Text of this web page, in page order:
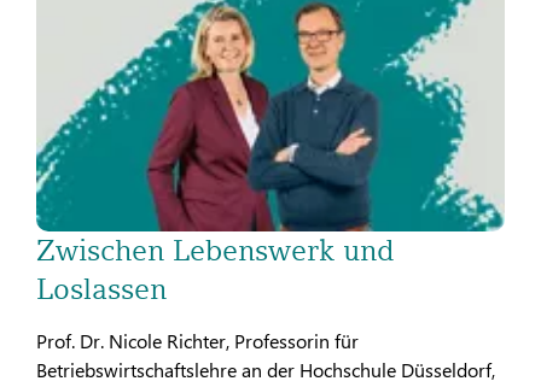
Zwischen Lebenswerk und
Loslassen
Prof. Dr. Nicole Richter, Professorin für
Betriebswirtschaftslehre an der Hochschule Düsseldorf,